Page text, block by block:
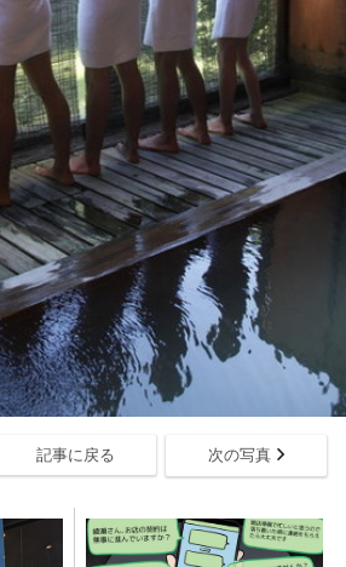
記事に戻る 次の写真